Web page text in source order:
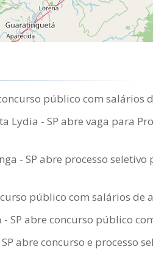
público com salários
Lydia - SP abre vaga para
- SP abre processo seletivo
público com salários de
SP abre concurso público
abre concurso e processo